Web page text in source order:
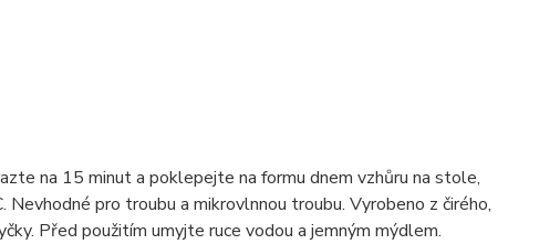
na 15 minut a poklepejte na formu dnem vzhůru na stole,
pro troubu a mikrovlnnou troubu. Vyrobeno z čirého,
Před použitím umyjte ruce vodou a jemným mýdlem.